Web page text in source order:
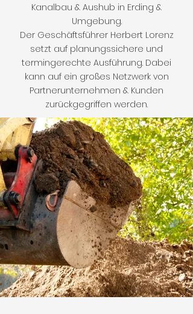
Kanalbau & Aushub in Erding &
Umgebung.
Der Geschäftsführer Herbert Lorenz
setzt auf planungssichere und
termingerechte Ausführung. Dabei
kann auf ein großes Netzwerk von
Partnerunternehmen & Kunden
zurückgegriffen werden.